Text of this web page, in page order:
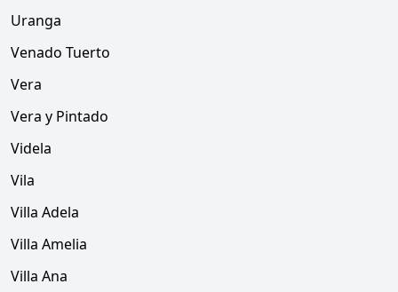
Uranga
Venado Tuerto
Vera
Vera y Pintado
Videla
Vila
Villa Adela
Villa Amelia
Villa Ana